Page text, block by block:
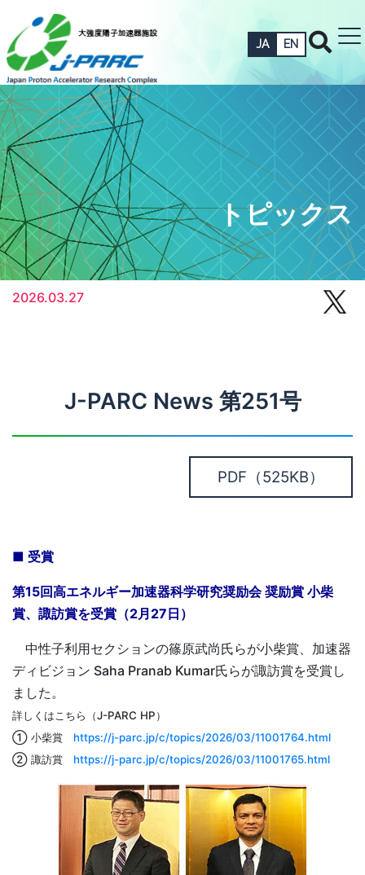
JA EN
トピックス
2026.03.27
J-PARC News 第251号
PDF （525KB）
■ 受賞
第15回高エネルギー加速器科学研究奨励会 奨励賞 小柴
賞、諏訪賞を受賞（2月27日）
中性子利用セクションの篠原武尚氏らが小柴賞、加速器
ディビジョン Saha Pranab Kumar氏らが諏訪賞を受賞し
ました。
詳しくはこちら（J-PARC HP）
① 小柴賞 https://j-parc.jp/c/topics/2026/03/11001764.html
② 諏訪賞 https://j-parc.jp/c/topics/2026/03/11001765.html